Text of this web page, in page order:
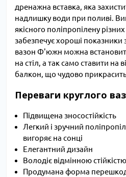
дренажна вставка, яка
надлишку води при поливі.
якісного поліпропілену
забезпечує хороші показники
вазон Ф'южн можна
на стіл, а так само ставити на
балкон, що чудово
Переваги круглого
Підвищена зносостійкість
Легкий і зручний
вигоряє на сонці
Елегантний дизайн
Володіє відмінною
Продумана форма